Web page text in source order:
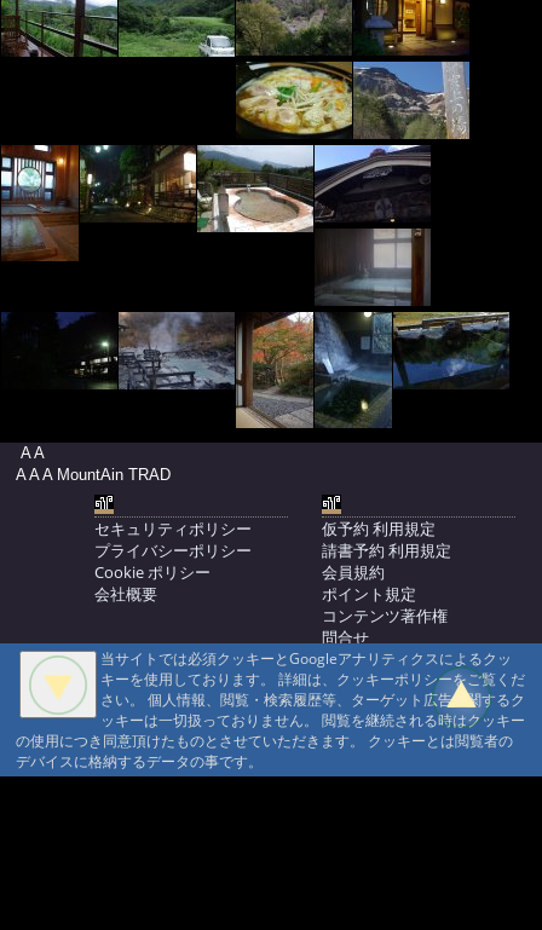
A A
A A A MountAin TRAD
セキュリティポリシー
プライバシーポリシー
Cookie ポリシー
会社概要
仮予約 利用規定
請書予約 利用規定
会員規約
ポイント規定
コンテンツ著作権
問合せ
マウンテントラッド株式会社
〒386-1211 長野県上田市下之郷692
0268371176
© 1999-2026 MountAin TRAD ® Inc. https://www.mountaintrad.co.jp
当サイトでは必須クッキーとGoogleアナリティクスによるクッ
キーを使用しております。 詳細は、クッキーポリシーをご覧くだ
さい。 個人情報、閲覧・検索履歴等、ターゲット広告に関するク
ッキーは一切扱っておりません。 閲覧を継続される時はクッキー
の使用につき同意頂けたものとさせていただきます。 クッキーとは閲覧者の
デバイスに格納するデータの事です。